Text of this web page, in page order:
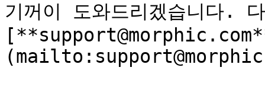
기꺼이 도와드리겠습니다.